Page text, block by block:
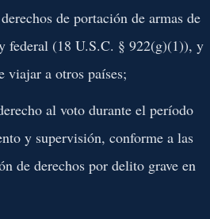
de portación de armas de
federal (18 U.S.C. § 922(g)(1)), y
viajar a otros países;
al voto durante el período
y supervisión, conforme a las
de derechos por delito grave en